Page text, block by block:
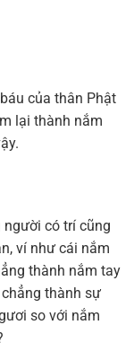
của thân Phật
lại thành nắm
người có trí cũng
ví như cái nắm
thành nắm tay
thành sự
so với nắm